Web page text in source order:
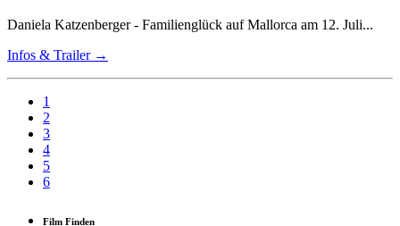
Daniela Katzenberger - Familienglück auf Mallorca am 12. Juli...
Infos & Trailer →
1
2
3
4
5
6
Film Finden